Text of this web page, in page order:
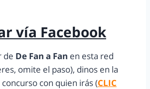
vía Facebook
de De Fan a Fan en esta red
omite el paso), dinos en la
con quien irás (CLIC